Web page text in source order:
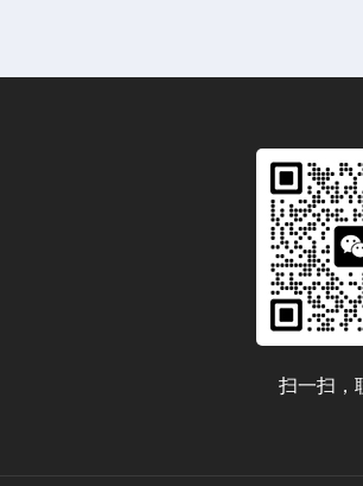
扫一扫，